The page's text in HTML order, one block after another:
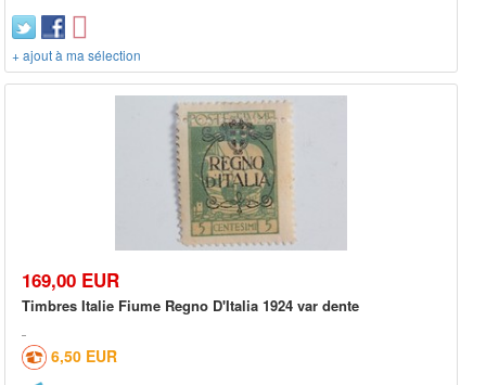
+ ajout à ma sélection
169,00 EUR
Timbres Italie Fiume Regno D'Italia 1924 var dente
6,50 EUR